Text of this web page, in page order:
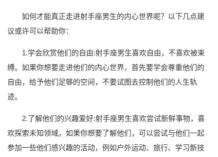
如何才能真正走进射手座男生的内心世界呢？以下几点建
议或许可以帮助你：
1.学会欣赏他们的自由:射手座男生喜欢自由，不喜欢被束
缚。如果你想要走进他们的内心世界，首先要学会尊重他们的
自由，给予他们足够的空间，不要试图去控制他们的人生轨
迹。
2.了解他们的兴趣爱好:射手座男生喜欢尝试新鲜事物，喜
欢探索未知领域。如果你想要了解他们，可以尝试与他们一起
参加一些他们感兴趣的活动，例如户外运动、旅行、学习新技